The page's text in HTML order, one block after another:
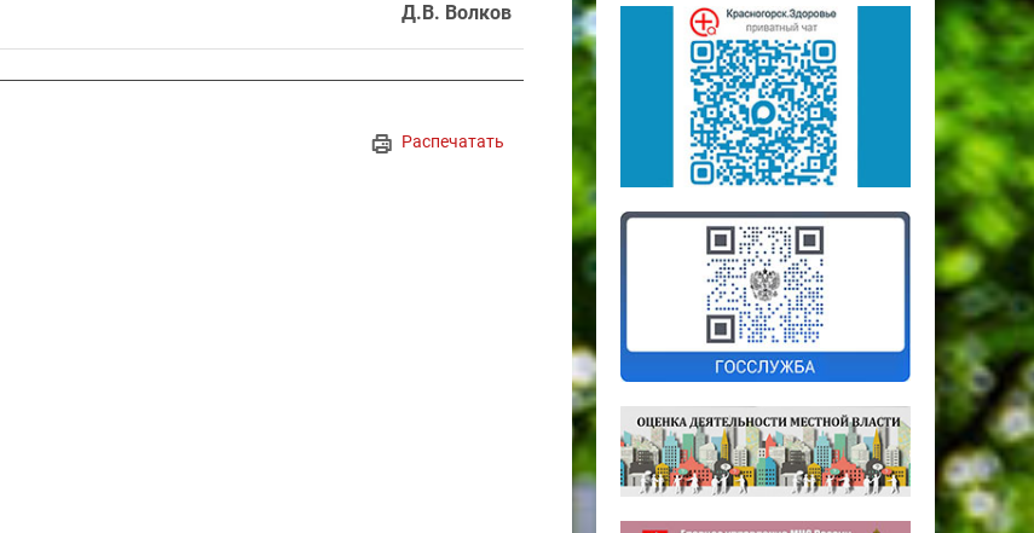
Д.В. Волков
Распечатать